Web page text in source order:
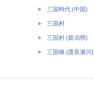
三国時代 (中国)
三国村
三国村 (新潟県)
三国橋 (渡良瀬川)